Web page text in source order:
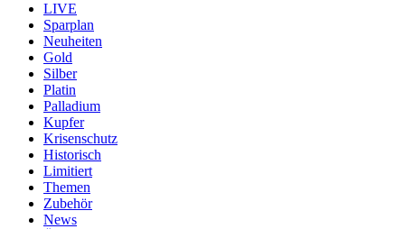
LIVE
Sparplan
Neuheiten
Gold
Silber
Platin
Palladium
Kupfer
Krisenschutz
Historisch
Limitiert
Themen
Zubehör
News